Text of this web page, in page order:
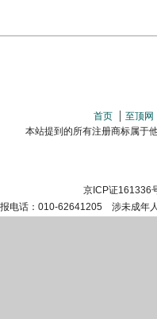
首页 至顶网
本站提到的所有注册商标属于
京ICP证161336
电话：010-62641205 涉未成年